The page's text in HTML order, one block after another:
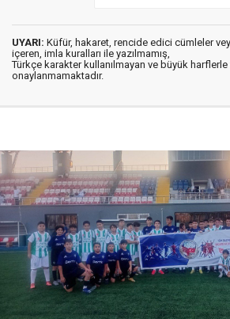
UYARI: Küfür, hakaret, rencide edici cümleler
içeren, imla kuralları ile yazılmamış,
Türkçe karakter kullanılmayan ve büyük harflerle
onaylanmamaktadır.